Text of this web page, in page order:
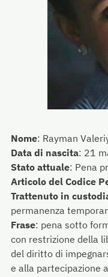
Nome: Rayman
Data di nascita: 21
Stato attuale: Pena
Articolo del Codice
Trattenuto in
permanenza
Frase: pena sotto
con restrizione della
del diritto di
e alla partecipazione